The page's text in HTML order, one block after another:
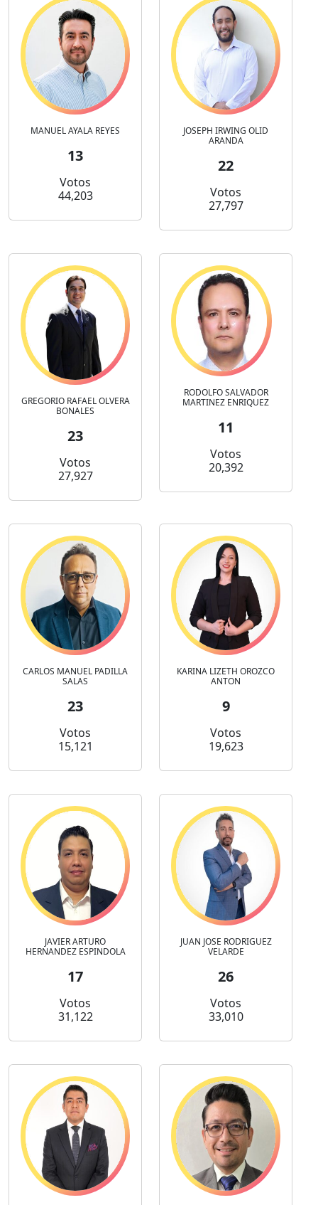
MANUEL AYALA REYES
13
Votos
44,203
JOSEPH IRWING OLID
ARANDA
22
Votos
27,797
GREGORIO RAFAEL OLVERA
BONALES
23
Votos
27,927
RODOLFO SALVADOR
MARTINEZ ENRIQUEZ
11
Votos
20,392
CARLOS MANUEL PADILLA
SALAS
23
Votos
15,121
KARINA LIZETH OROZCO
ANTON
9
Votos
19,623
JAVIER ARTURO
HERNANDEZ ESPINDOLA
17
Votos
31,122
JUAN JOSE RODRIGUEZ
VELARDE
26
Votos
33,010